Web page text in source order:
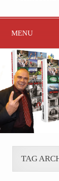
MENU
TAG